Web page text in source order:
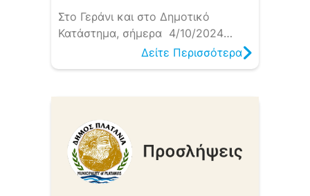
ΟΡΙΣΜΕΝΟΥ ΧΡΟΝΟΥ ΣΟΧ
4/2024
Στο Γεράνι και στο Δημοτικό
Κατάστημα, σήμερα 4/10/2024
ημέρα Παρασκευή και ώρα 08:30
συνήλθε η Επιτροπή που
απόφαση του Δημάρχου,
δικαιολογητικά και να καταρτίσει
τους πίνακες κατάταξης των
υποψηφίων της ΣΟΧ 4/2024
προκήρυξης του Δήμου Πλατανιά
Δείτε Περισσότερα